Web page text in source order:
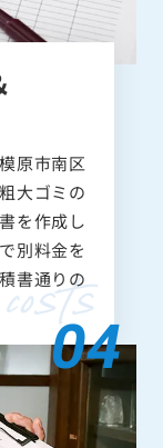
原市南区
大ゴミの
を作成し
別料金を
書通りの